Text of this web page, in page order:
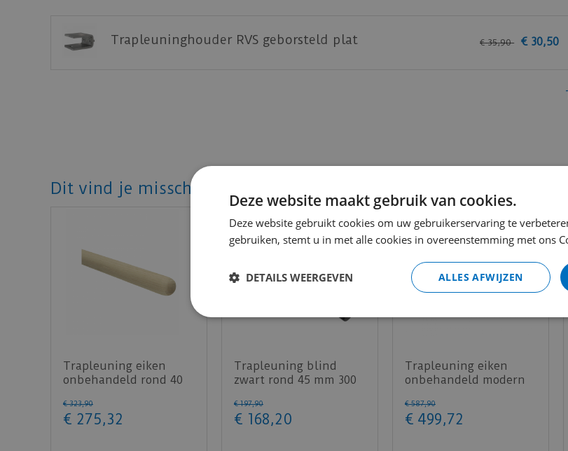
Trapleuninghouder RVS geborsteld plat € 35,90 € 30,50
Dit vind je misschien ook mooi!
Trapleuning eiken
onbehandeld rond 40
€ 323,90
€ 275,32
Trapleuning blind
zwart rond 45 mm 300
€ 197,90
€ 168,20
Trapleuning eiken
onbehandeld modern
€ 587,90
€ 499,72
Deze website maakt gebruik van cookies.
Deze website gebruikt cookies om uw gebruikerservaring te
gebruiken, stemt u in met alle cookies in overeenstemming met ons
ALLES AFWIJZEN
DETAILS WEERGEVEN